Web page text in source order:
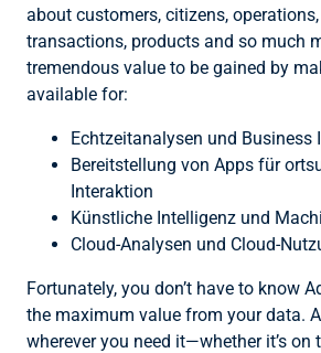
about customers, citizens,
transactions, products and so much
tremendous value to be gained by
available for:
Echtzeitanalysen und Business
Bereitstellung von Apps für
Interaktion
Künstliche Intelligenz und
Cloud-Analysen und Cloud-
Fortunately, you don’t have to know
the maximum value from your data.
wherever you need it—whether it’s on